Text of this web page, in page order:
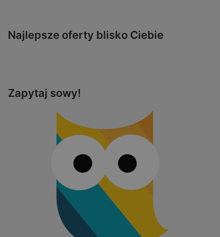
Najlepsze oferty blisko Ciebie
Zapytaj sowy!